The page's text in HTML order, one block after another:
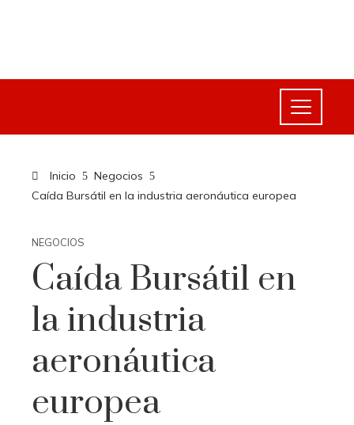
Inicio
Negocios
Caída Bursátil en la industria aeronáutica europea
NEGOCIOS
Caída Bursátil en
la industria
aeronáutica
europea